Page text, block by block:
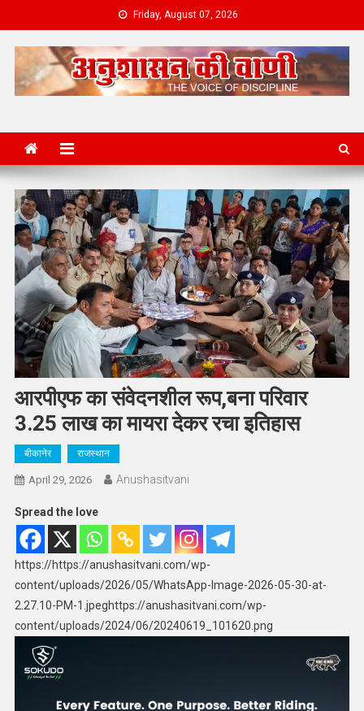
Friday, August 07, 2026
आरपीएफ का संवेदनशील रूप,बना परिवार
3.25 लाख का मायरा देकर रचा इतिहास
बीकानेर राजस्थान
April 29, 2026 Anushasitvani
Spread the love
https://https://anushasitvani.com/wp-
content/uploads/2026/05/WhatsApp-Image-2026-05-30-at-
2.27.10-PM-1.jpeghttps://anushasitvani.com/wp-
content/uploads/2024/06/20240619_101620.png